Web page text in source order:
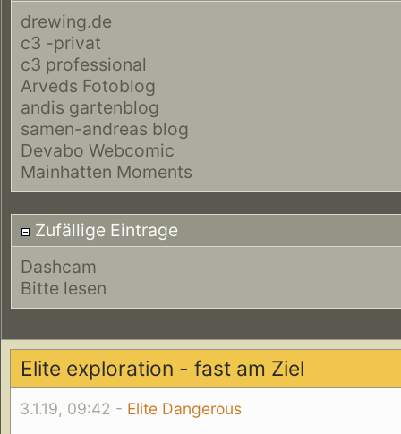
drewing.de
c3 -privat
c3 professional
Arveds Fotoblog
andis gartenblog
samen-andreas blog
Devabo Webcomic
Mainhatten Moments
Zufällige Eintrage
Dashcam
Bitte lesen
Elite exploration - fast am Ziel
3.1.19, 09:42 - Elite Dangerous